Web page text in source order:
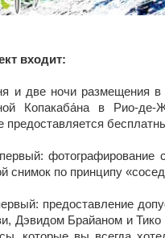
входит:
и две ночи размещения в
Копакаба́на в Рио-
предоставляется
снимок по принципу
предоставление
Дэвидом Брайаном и Тико